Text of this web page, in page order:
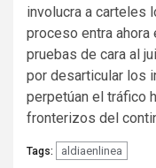
involucra a carteles
proceso entra
pruebas de cara al
por desarticular los
perpetúan el tráfico
fronterizos del
Tags: aldiaenlinea